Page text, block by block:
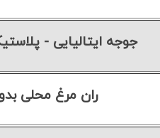
جوجه ایتالیایی - پلاستیک
ران مرغ محلی